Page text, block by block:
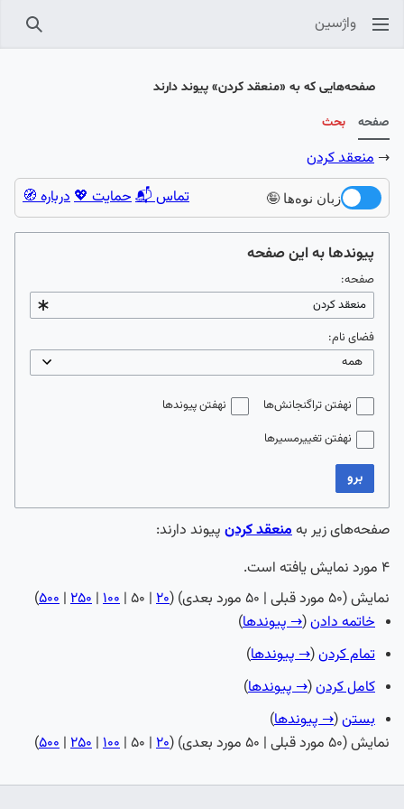
واژسین
صفحه‌هایی که به «منعقد کردن» پیوند دارند
صفحه بحث
→ منعقد کردن
زبان نوه‌ها 🤪 تماس 📬حمایت 💖درباره 🧭
پیوندها به این صفحه
صفحه:
فضای نام:
نهفتن تراگنجانش‌ها
نهفتن پیوندها
نهفتن تغییرمسیرها
برو
صفحه‌های زیر بهمنعقد کردن پیوند دارند:
۴ مورد نمایش یافته است.
نمایش (۵۰ مورد قبلی | ۵۰ مورد بعدی ) (۲۰ | ۵۰ | ۱۰۰ | ۲۵۰ | ۵۰۰)
خاتمه دادن(→ پیوندها)
تمام کردن(→ پیوندها)
کامل کردن(→ پیوندها)
بستن(→ پیوندها)
نمایش (۵۰ مورد قبلی | ۵۰ مورد بعدی ) (۲۰ | ۵۰ | ۱۰۰ | ۲۵۰ | ۵۰۰)